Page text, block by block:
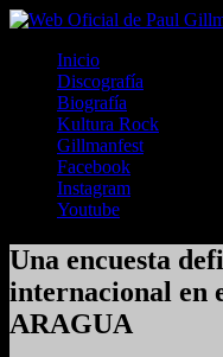
Inicio
Discografía
Biografía
Kultura Rock
Gillmanfest
Facebook
Instagram
Youtube
Una encuesta
internacional
ARAGUA